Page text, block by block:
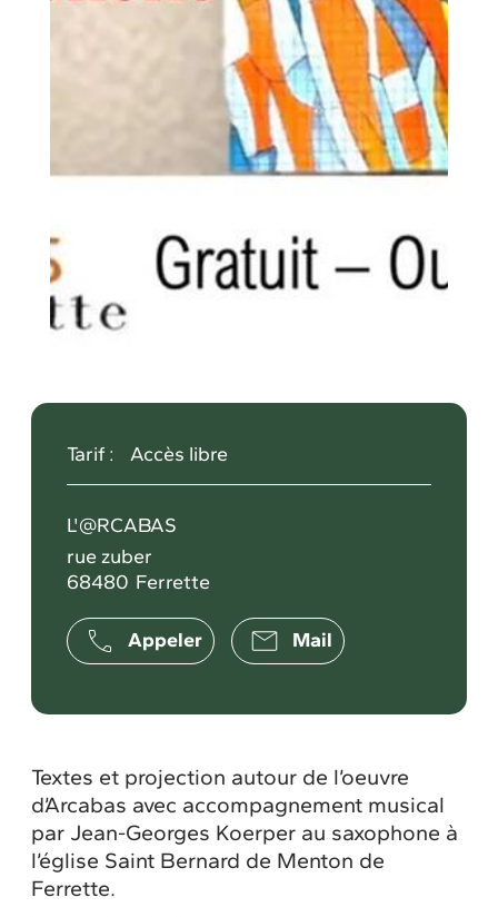
Tarif : Accès libre
L'@RCABAS
rue zuber
68480 Ferrette
Appeler Mail
Textes et projection autour de l’oeuvre
d’Arcabas avec accompagnement musical
par Jean-Georges Koerper au saxophone à
l’église Saint Bernard de Menton de
Ferrette.